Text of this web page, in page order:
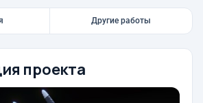
Другие работы
проекта